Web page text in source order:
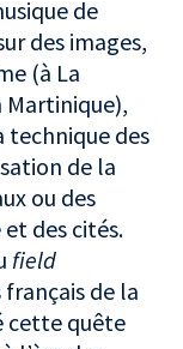
de
des images,
(à La
Martinique),
technique des
de la
ou des
des cités.
field
de la
cette quête